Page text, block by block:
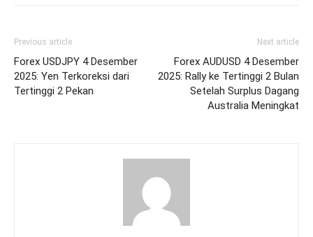
Previous article
Forex USDJPY 4 Desember
2025: Yen Terkoreksi dari
Tertinggi 2 Pekan
Next article
Forex AUDUSD 4 Desember
2025: Rally ke Tertinggi 2 Bulan
Setelah Surplus Dagang
Australia Meningkat